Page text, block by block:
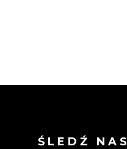
ŚLEDŹ NAS